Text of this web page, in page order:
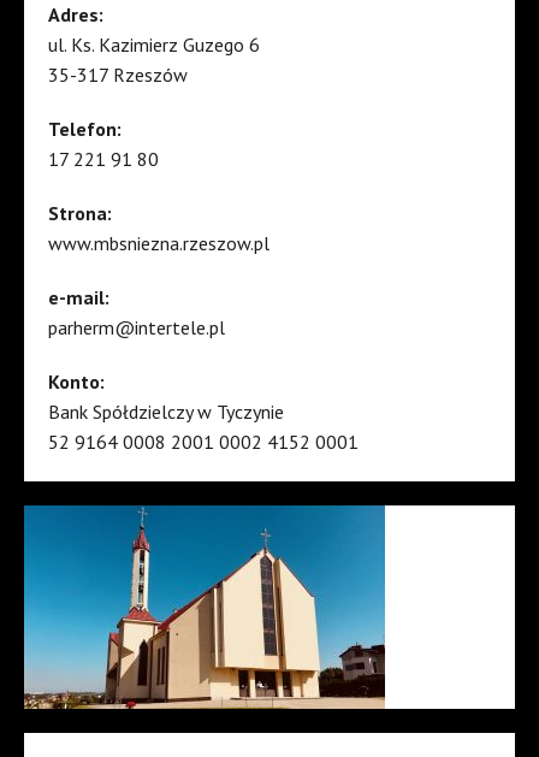
Adres:
ul. Ks. Kazimierz Guzego 6
35-317 Rzeszów
Telefon:
17 221 91 80
Strona:
www.mbsniezna.rzeszow.pl
e-mail:
parherm@intertele.pl
Konto:
Bank Spółdzielczy w Tyczynie
52 9164 0008 2001 0002 4152 0001